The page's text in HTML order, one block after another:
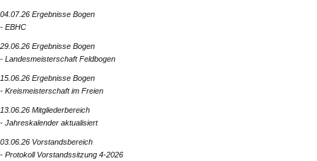
04.07.26 Ergebnisse Bogen
- EBHC
29.06.26 Ergebnisse Bogen
- Landesmeisterschaft Feldbogen
15.06.26 Ergebnisse Bogen
- Kreismeisterschaft im Freien
13.06.26 Mitgliederbereich
- Jahreskalender aktualisiert
03.06.26 Vorstandsbereich
- Protokoll Vorstandssitzung 4-2026